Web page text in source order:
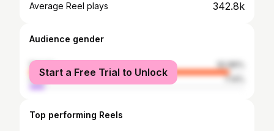
Average Reel plays 342.8k
Audience gender
female
92.86%
male
7.14%
Start a Free Trial to Unlock
Top performing Reels